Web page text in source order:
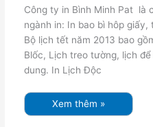
Công ty in Bình Minh Pat là
ngành in: In bao bì hôp
Bộ lịch tết năm 2013 bao
Blốc, Lịch treo tường, lịch
dung. In Lịch Độc
đẹp
tại
TPHCM
Xem thêm »